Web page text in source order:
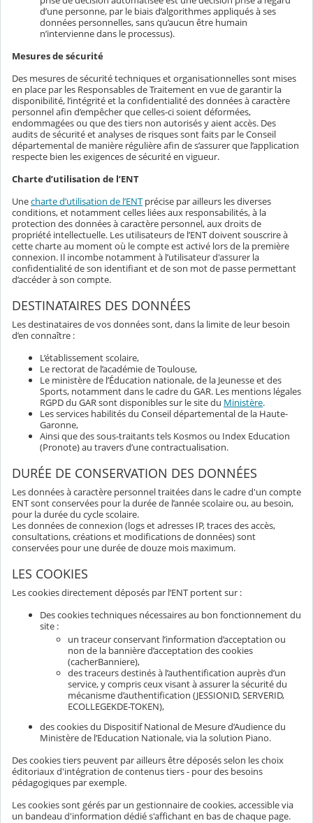
d’une personne, par le biais d’algorithmes appliqués à ses
données personnelles, sans qu’aucun être humain
n’intervienne dans le processus).
Mesures de sécurité
Des mesures de sécurité techniques et organisationnelles sont mises
en place par les Responsables de Traitement en vue de garantir la
disponibilité, l’intégrité et la confidentialité des données à caractère
personnel afin d’empêcher que celles-ci soient déformées,
endommagées ou que des tiers non autorisés y aient accès. Des
audits de sécurité et analyses de risques sont faits par le Conseil
départemental de manière régulière afin de s’assurer que l’application
respecte bien les exigences de sécurité en vigueur.
Charte d’utilisation de l’ENT
Unecharte d’utilisation de l’ENT précise par ailleurs les diverses
conditions, et notamment celles liées aux responsabilités, à la
protection des données à caractère personnel, aux droits de
propriété intellectuelle. Les utilisateurs de l’ENT doivent souscrire à
cette charte au moment où le compte est activé lors de la première
connexion. Il incombe notamment à l’utilisateur d'assurer la
confidentialité de son identifiant et de son mot de passe permettant
d’accéder à son compte.
DESTINATAIRES DES DONNÉES
Les destinataires de vos données sont, dans la limite de leur besoin
d’en connaître :
L’établissement scolaire,
Le rectorat de l’académie de Toulouse,
Le ministère de l’Éducation nationale, de la Jeunesse et des
Sports, notamment dans le cadre du GAR. Les mentions légales
RGPD du GAR sont disponibles sur le site du Ministère.
Les services habilités du Conseil départemental de la Haute-
Garonne,
Ainsi que des sous-traitants tels Kosmos ou Index Education
(Pronote) au travers d’une contractualisation.
DURÉE DE CONSERVATION DES DONNÉES
Les données à caractère personnel traitées dans le cadre d'un compte
ENT sont conservées pour la durée de l’année scolaire ou, au besoin,
pour la durée du cycle scolaire.
Les données de connexion (logs et adresses IP, traces des accès,
consultations, créations et modifications de données) sont
conservées pour une durée de douze mois maximum.
LES COOKIES
Les cookies directement déposés par l’ENT portent sur :
Des cookies techniques nécessaires au bon fonctionnement du
site :
un traceur conservant l’information d’acceptation ou
non de la bannière d’acceptation des cookies
(cacherBanniere),
des traceurs destinés à l’authentification auprès d’un
service, y compris ceux visant à assurer la sécurité du
mécanisme d’authentification (JESSIONID, SERVERID,
ECOLLEGEKDE-TOKEN),
des cookies du Dispositif National de Mesure d’Audience du
Ministère de l’Education Nationale, via la solution Piano.
Des cookies tiers peuvent par ailleurs être déposés selon les choix
éditoriaux d'intégration de contenus tiers - pour des besoins
pédagogiques par exemple.
Les cookies sont gérés par un gestionnaire de cookies, accessible via
un bandeau d'information dédié s'affichant en bas de chaque page.